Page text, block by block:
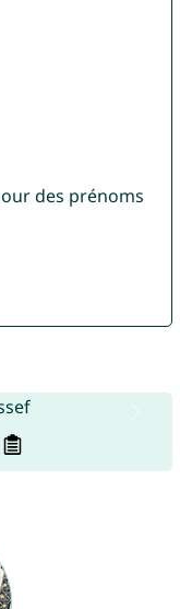
des prénoms